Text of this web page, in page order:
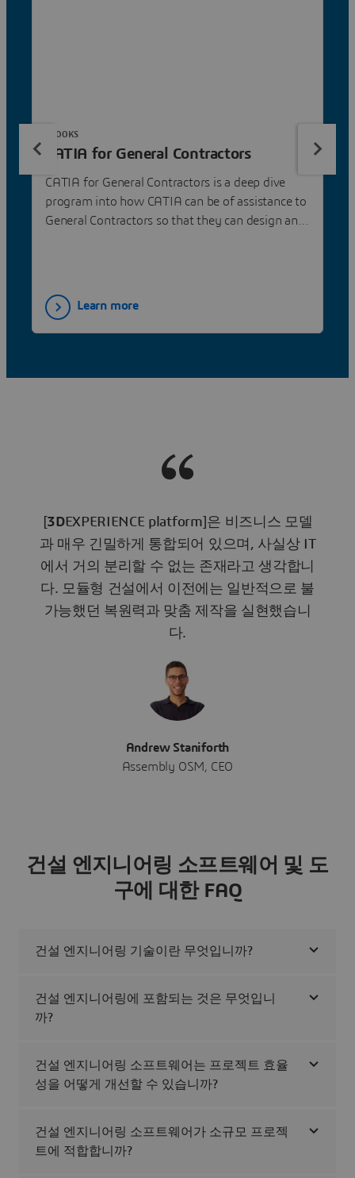
CATIA for General Contractors
CATIA for General Contractors is a deep dive
program into how CATIA can be of assistance to
General Contractors so that they can design and
EBOOKS
Learn more
3DEXPERIENCE platform]은 비즈니스 모델
과 매우 긴밀하게 통합되어 있으며, 사실상 IT
에서 거의 분리할 수 없는 존재라고 생각합니
다. 모듈형 건설에서 이전에는 일반적으로 불
가능했던 복원력과 맞춤 제작을 실현했습니
다.
Andrew Staniforth
Assembly OSM, CEO
건설 엔지니어링 소프트웨어 및 도
구에 대한 FAQ
건설 엔지니어링 기술이란 무엇입니까?
건설 엔지니어링에 포함되는 것은 무엇입니
까?
건설 엔지니어링 소프트웨어는 프로젝트 효율
성을 어떻게 개선할 수 있습니까?
건설 엔지니어링 소프트웨어가 소규모 프로젝
트에 적합합니까?